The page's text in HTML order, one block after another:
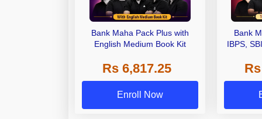
Bank Maha Pack Plus with
English Medium Book Kit
Rs 6,817.25
Enroll Now
Bank
IBPS,
Other